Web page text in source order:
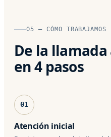
05 — CÓMO TRABAJAMOS
De la
en 4 pasos
01
Atención inicial